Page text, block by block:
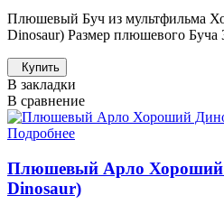
Плюшевый Буч из мультфильма
Dinosaur) Размер плюшевого Буча
Купить
В закладки
В сравнение
Подробнее
Плюшевый Арло Хороший
Dinosaur)